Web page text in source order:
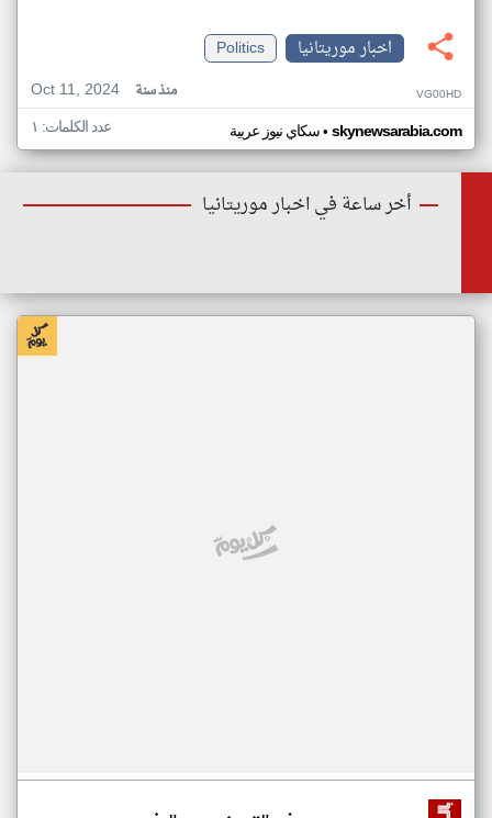
اخبار موريتانيا
Politics
Oct 11, 2024
منذ سنة VG00HD
سكاي نيوز عربية• skynewsarabia.com عدد الكلمات: ١
أخر ساعة في اخبار موريتانيا